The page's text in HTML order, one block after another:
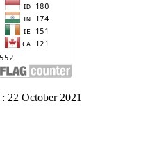
22 October 2021